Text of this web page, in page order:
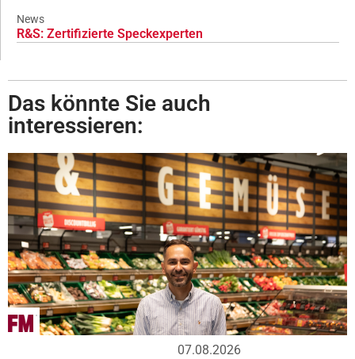
News
R&S: Zertifizierte Speckexperten
Das könnte Sie auch
interessieren:
07.08.2026